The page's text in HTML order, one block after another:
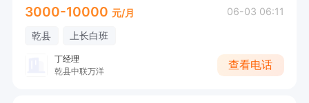
3000-10000 元/月 06-03 06:11
乾县 上长白班
丁经理
乾县中联万洋
查看电话